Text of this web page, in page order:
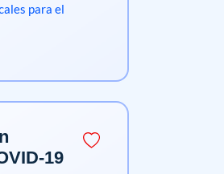
para el
19